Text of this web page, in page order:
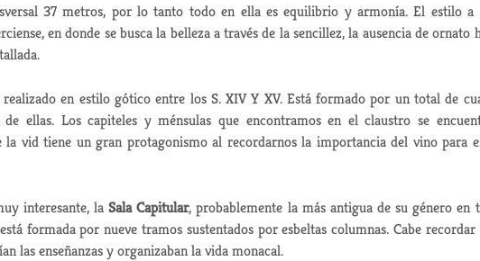
37 metros, por lo tanto todo en ella es equilibrio y armonía. El estilo a
en donde se busca la belleza a través de la sencillez, la ausencia de ornato
en estilo gótico entre los S. XIV Y XV. Está formado por un total de
ellas. Los capiteles y ménsulas que encontramos en el claustro se
la vid tiene un gran protagonismo al recordarnos la importancia del vino para
interesante, laSala Capitular, probablemente la más antigua de su género en
formada por nueve tramos sustentados por esbeltas columnas. Cabe recordar
las enseñanzas y organizaban la vida monacal.